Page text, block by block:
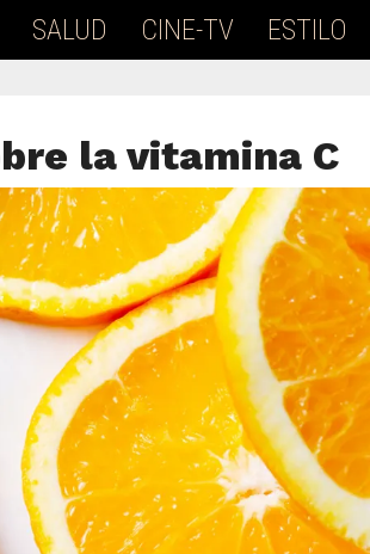
SALUD CINE-TV ESTILO
la vitamina C